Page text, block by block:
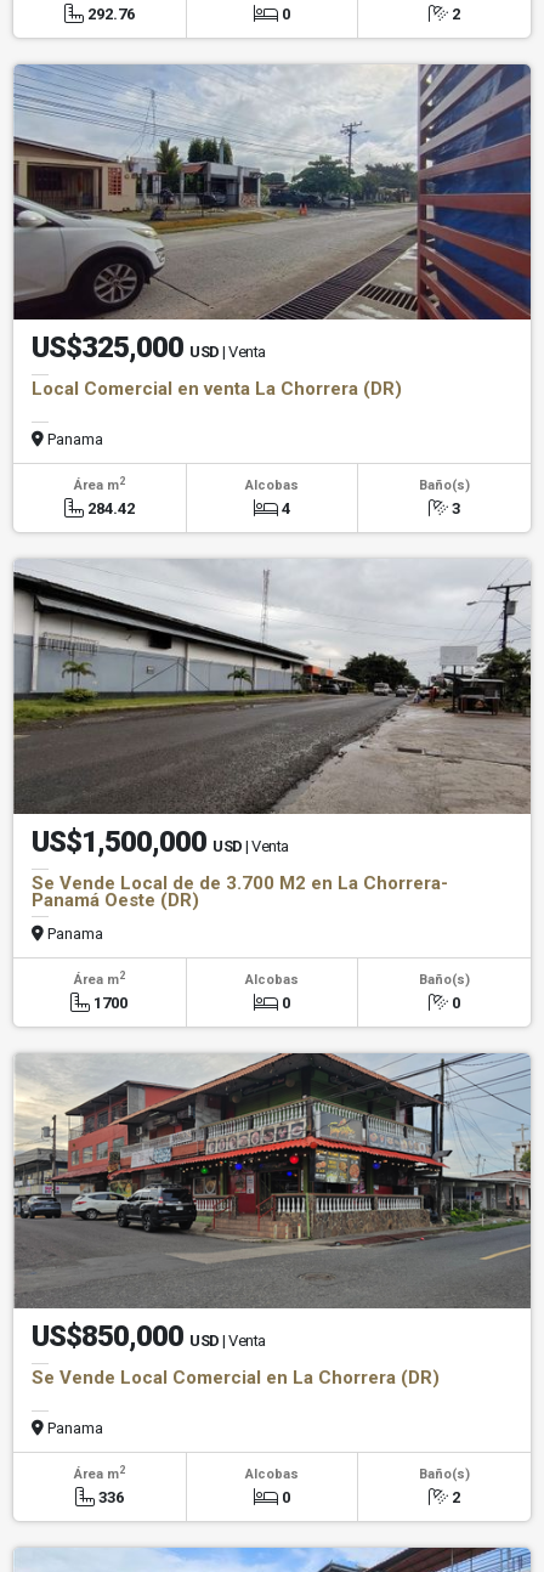
292.76 0 2
US$325,000 USD | Venta
Local Comercial en venta La Chorrera (DR)
Panama
Área m2
284.42
Alcobas
4
Baño(s)
3
US$1,500,000 USD | Venta
Se Vende Local de de 3.700 M2 en La Chorrera-
Panamá Oeste (DR)
Panama
Área m2
1700
Alcobas
0
Baño(s)
0
US$850,000 USD | Venta
Se Vende Local Comercial en La Chorrera (DR)
Panama
Área m2
336
Alcobas
0
Baño(s)
2